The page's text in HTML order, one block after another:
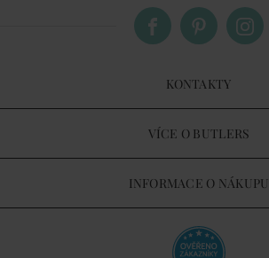
KONTAKTY
VÍCE O BUTLERS
INFORMACE O NÁKUPU